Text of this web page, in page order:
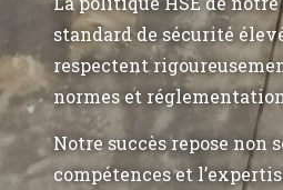
standard de sécurité
respectent
normes et
Notre succès repose non
compétences et